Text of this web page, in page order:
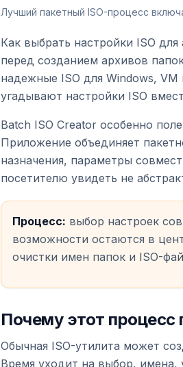
Лучший пакетный ISO-процесс
Как выбрать настройки ISO
перед созданием архивов
надежные ISO для Windows, VM
угадывают настройки ISO
Batch ISO Creator особенно
Приложение объединяет
назначения, параметры
посетителю увидеть не
Процесс: выбор настроек
возможности остаются в
очистки имен папок и ISO-
Почему этот
Обычная ISO-утилита может
Время уходит на выбор, имена,